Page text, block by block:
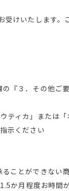
けいたします
『３．その他ご要
ィカ」または「
示ください
ことができない商
か月程度お時間が